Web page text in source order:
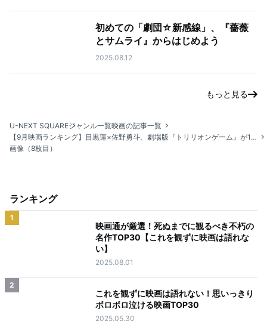
初めての「劇団☆新感線」、『薔薇
とサムライ』からはじめよう
2025.08.12
もっと見る
U-NEXT SQUAREジャンル一覧映画の記事一覧
【9月映画ランキング】目黒蓮×佐野勇斗、劇場版『トリリオンゲーム』が1位に迫る好発進
画像（8枚目）
ランキング
1
映画通が厳選！死ぬまでに観るべき不朽の
名作TOP30【これを観ずに映画は語れな
い】
2025.08.01
2
これを観ずに映画は語れない！思いっきり
ボロボロ泣ける映画TOP30
2025.05.30